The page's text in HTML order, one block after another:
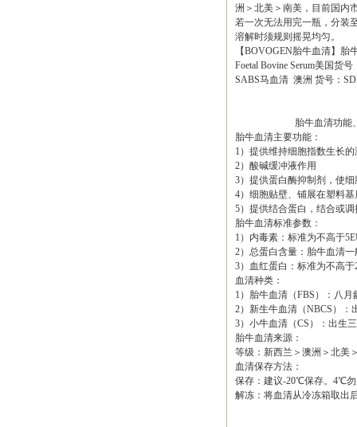
洲＞北美＞南美，目前国内
若一次无法用完一瓶，分装
溶解时须规则摇晃均匀。
【BOVOGEN胎牛血清】胎
Foetal Bovine Serum美国货
SABS马血清 澳洲 货号：
胎牛血清功能、参
胎牛血清主要功能：
1）提供维持细胞指数生长的
2）酸碱缓冲液作用
3）提供蛋白酶抑制剂，使
4）细胞贴壁、铺展在塑料
5）提供结合蛋白，结合或
胎牛血清标准参数：
1）内毒素：标准为不高于
2）总蛋白含量：胎牛血清一
3）血红蛋白：标准为不高于
血清种类：
1）胎牛血清（FBS）：八
2）新生牛血清（NBCS）：
3）小牛血清（CS）：出生
胎牛血清来源：
等级：新西兰＞澳洲＞北美
血清保存方法：
保存：建议-20℃保存。4℃勿
解冻：将血清从冷冻箱取出